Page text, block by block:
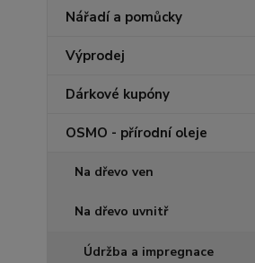
Nářadí a pomůcky
Výprodej
Dárkové kupóny
OSMO - přírodní oleje
Na dřevo ven
Na dřevo uvnitř
Údržba a impregnace